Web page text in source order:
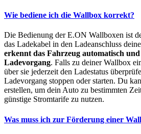
Wie bediene ich die Wallbox korrekt?
Die Bedienung der E.ON Wallboxen ist
das Ladekabel in den Ladeanschluss
erkennt das Fahrzeug automatisch
Ladevorgang. Falls zu deiner Wallbox
über sie jederzeit den Ladestatus
Ladevorgang stoppen oder starten. Du
erstellen, um dein Auto zu bestimmten
günstige Stromtarife zu nutzen.
Was muss ich zur Förderung einer